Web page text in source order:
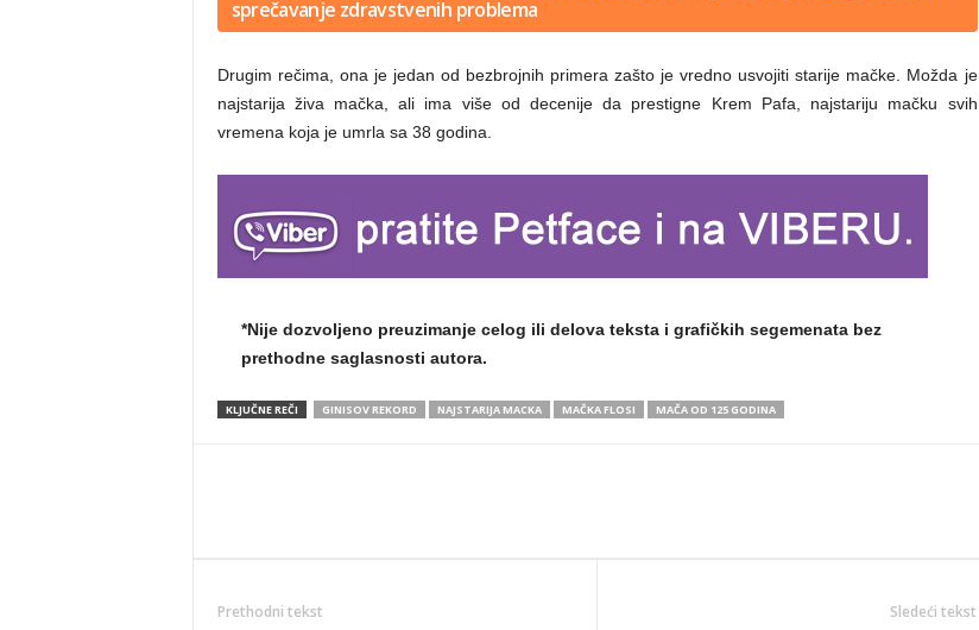
sprečavanje zdravstvenih problema
Drugim rečima, ona je jedan od bezbrojnih primera zašto je vredno usvojiti starije mačke. Možda je
najstarija živa mačka, ali ima više od decenije da prestigne Krem Pafa, najstariju mačku svih
vremena koja je umrla sa 38 godina.
*Nije dozvoljeno preuzimanje celog ili delova teksta i grafičkih segemenata bez
prethodne saglasnosti autora.
KLJUČNE REČI GINISOV REKORD NAJSTARIJA MACKA MAČKA FLOSI MAČA OD 125 GODINA
Prethodni tekst Sledeći tekst